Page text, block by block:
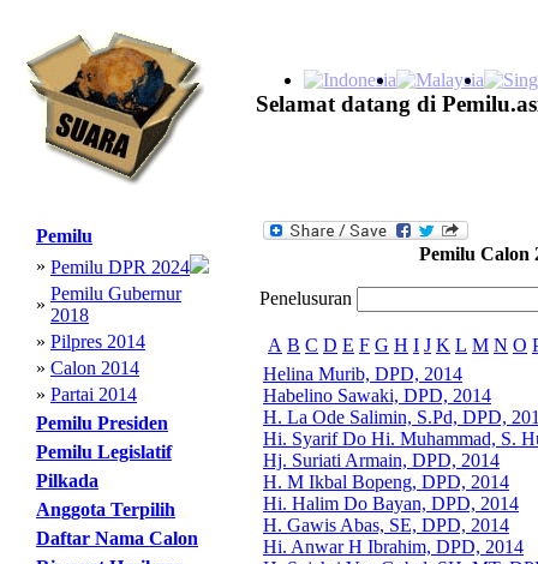
Selamat datang di
Pemilu
» Pemilu DPR 2024
»
Pemilu Gubernur
2018
» Pilpres 2014
» Calon 2014
» Partai 2014
Pemilu Presiden
Pemilu Legislatif
Pilkada
Anggota Terpilih
Daftar Nama Calon
Pemilu Calon
Penelusuran
A B C D E F G H I J K L M N O
Helina Murib, DPD, 2014
Habelino Sawaki, DPD, 2014
H. La Ode Salimin, S.Pd, DPD,
Hi. Syarif Do Hi. Muhammad, S.
Hj. Suriati Armain, DPD, 2014
H. M Ikbal Bopeng, DPD, 2014
Hi. Halim Do Bayan, DPD, 2014
H. Gawis Abas, SE, DPD, 2014
Hi. Anwar H Ibrahim, DPD, 2014